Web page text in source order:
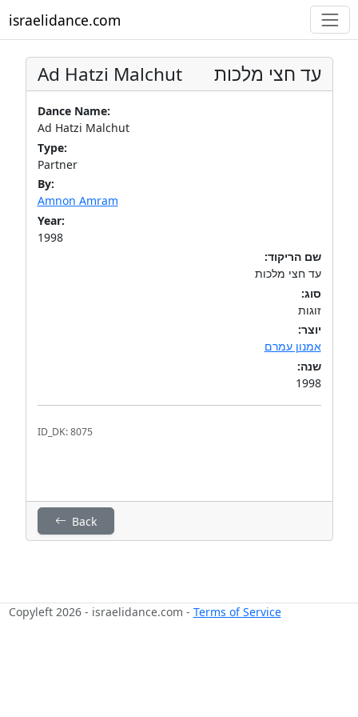
israelidance.com
Ad Hatzi Malchut עד חצי מלכות
Dance Name:
Ad Hatzi Malchut
Type:
Partner
By:
Amnon Amram
Year:
1998
שם הריקוד:
עד חצי מלכות
סוג:
זוגות
יוצר:
אמנון עמרם
שנה:
1998
ID_DK: 8075
Back
Copyleft 2026 - israelidance.com - Terms of Service